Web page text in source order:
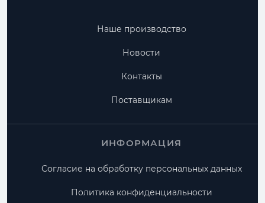
Наше производство
Новости
Контакты
Поставщикам
ИНФОРМАЦИЯ
Согласие на обработку персональных данных
Политика конфиденциальности